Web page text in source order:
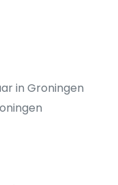
in Groningen